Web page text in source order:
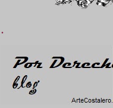
.